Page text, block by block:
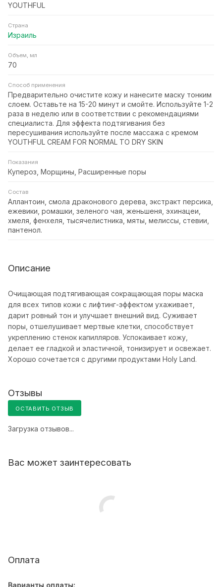
YOUTHFUL
Страна
Израиль
Объем, мл
70
Способ применения
Предварительно очистите кожу и нанесите маску тонким
слоем. Оставьте на 15-20 минут и смойте. Используйте 1-2
раза в неделю или в соответствии с рекомендациями
специалиста. Для эффекта подтягивания без
пересушивания используйте после массажа с кремом
YOUTHFUL CREAM FOR NORMAL TO DRY SKIN
Показания
Купероз, Морщины, Расширенные поры
Состав
Аллантоин, смола драконового дерева, экстракт персика,
ежевики, ромашки, зеленого чая, женьшеня, эхинацеи,
хмеля, фенхеля, тысячелистника, мяты, мелиссы, стевии,
пантенол.
Описание
Очищающая подтягивающая сокращающая поры маска
для всех типов кожи с лифтинг-эффектом ухаживает,
дарит ровный тон и улучшает внешний вид. Суживает
поры, отшелушивает мертвые клетки, способствует
укреплению стенок капилляров. Успокаивает кожу,
делает ее гладкой и эластичной, тонизирует и освежает.
Хорошо сочетается с другими продуктами Holy Land.
Отзывы
ОСТАВИТЬ ОТЗЫВ
Загрузка отзывов...
Вас может заинтересовать
Оплата